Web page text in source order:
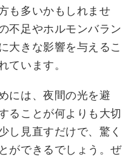
も多いかもしれませ
不足やホルモンバラン
大きな影響を与えるこ
ています。
には、夜間の光を避
ることが何よりも大切
し見直すだけで、驚く
ができるでしょう。ぜ